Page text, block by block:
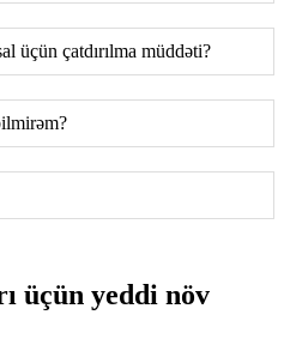
üçün çatdırılma müddəti?
üçün yeddi növ